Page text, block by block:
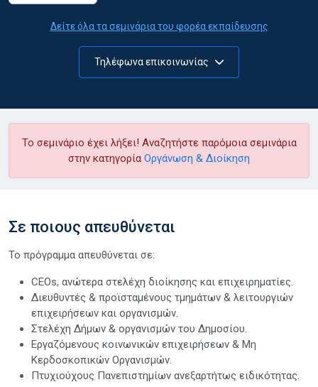
Δείτε όλα τα σεμινάρια του φορέα εκπαίδευσης
Τηλέφωνα επικοινωνίας
Το σεμινάριο έχει λήξει! Αναζητήστε παρόμοια σεμινάρια
στην κατηγορία Οργάνωση & Διοίκηση
Σε ποιους απευθύνεται
Το πρόγραμμα απευθύνεται σε:
CEOs, ανώτερα στελέχη διοίκησης και επιχειρηματίες.
Διευθυντές & προϊσταμένους τμημάτων & λειτουργιών
επιχειρήσεων και οργανισμών.
Στελέχη Δήμων & οργανισμών του Δημοσίου.
Εργαζόμενους κοινωνικών επιχειρήσεων & Μη
Κερδοσκοπικών Οργανισμών.
Πτυχιούχους Πανεπιστημίων ανεξαρτήτως ειδικότητας.